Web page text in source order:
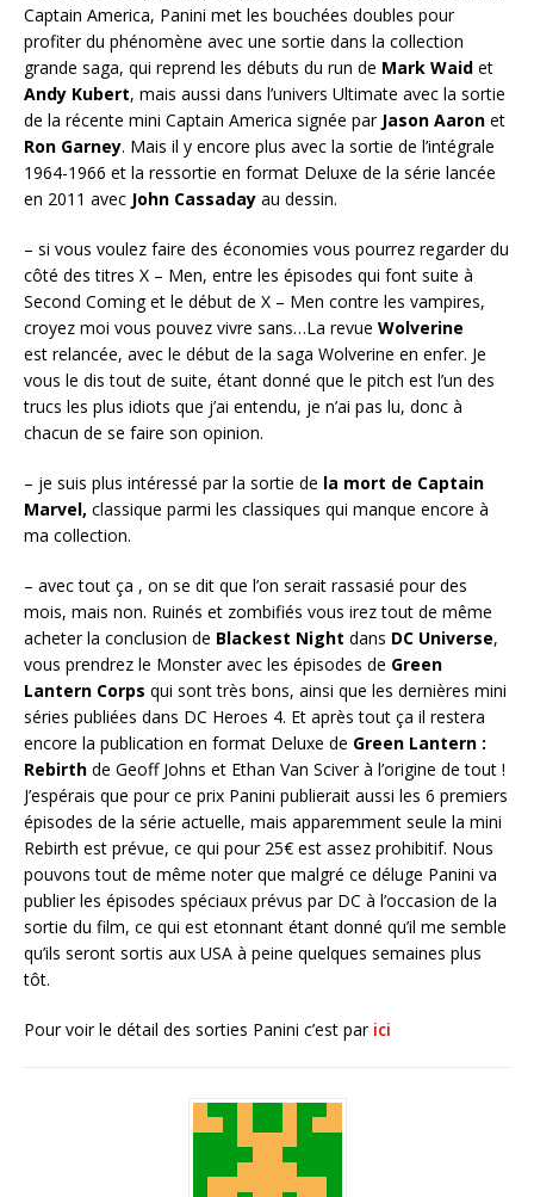
Captain America, Panini met les bouchées doubles pour
profiter du phénomène avec une sortie dans la collection
grande saga, qui reprend les débuts du run de Mark Waid et
Andy Kubert, mais aussi dans l’univers Ultimate avec la sortie
de la récente mini Captain America signée par Jason Aaron et
Ron Garney. Mais il y encore plus avec la sortie de l’intégrale
1964-1966 et la ressortie en format Deluxe de la série lancée
en 2011 avec John Cassaday au dessin.
– si vous voulez faire des économies vous pourrez regarder du
côté des titres X – Men, entre les épisodes qui font suite à
Second Coming et le début de X – Men contre les vampires,
croyez moi vous pouvez vivre sans…La revue Wolverine
est relancée, avec le début de la saga Wolverine en enfer. Je
vous le dis tout de suite, étant donné que le pitch est l’un des
trucs les plus idiots que j’ai entendu, je n’ai pas lu, donc à
chacun de se faire son opinion.
– je suis plus intéressé par la sortie de la mort de Captain
Marvel, classique parmi les classiques qui manque encore à
ma collection.
– avec tout ça , on se dit que l’on serait rassasié pour des
mois, mais non. Ruinés et zombifiés vous irez tout de même
acheter la conclusion de Blackest Night dans DC Universe,
vous prendrez le Monster avec les épisodes de Green
Lantern Corps qui sont très bons, ainsi que les dernières mini
séries publiées dans DC Heroes 4. Et après tout ça il restera
encore la publication en format Deluxe de Green Lantern :
Rebirth de Geoff Johns et Ethan Van Sciver à l’origine de tout !
J’espérais que pour ce prix Panini publierait aussi les 6 premiers
épisodes de la série actuelle, mais apparemment seule la mini
Rebirth est prévue, ce qui pour 25€ est assez prohibitif. Nous
pouvons tout de même noter que malgré ce déluge Panini va
publier les épisodes spéciaux prévus par DC à l’occasion de la
sortie du film, ce qui est etonnant étant donné qu’il me semble
qu’ils seront sortis aux USA à peine quelques semaines plus
tôt.
Pour voir le détail des sorties Panini c’est par ici